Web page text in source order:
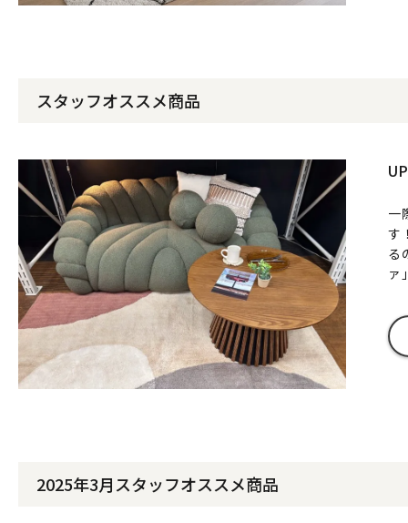
スタッフオススメ商品
一
す
る
ァ
2025年3月スタッフオススメ商品